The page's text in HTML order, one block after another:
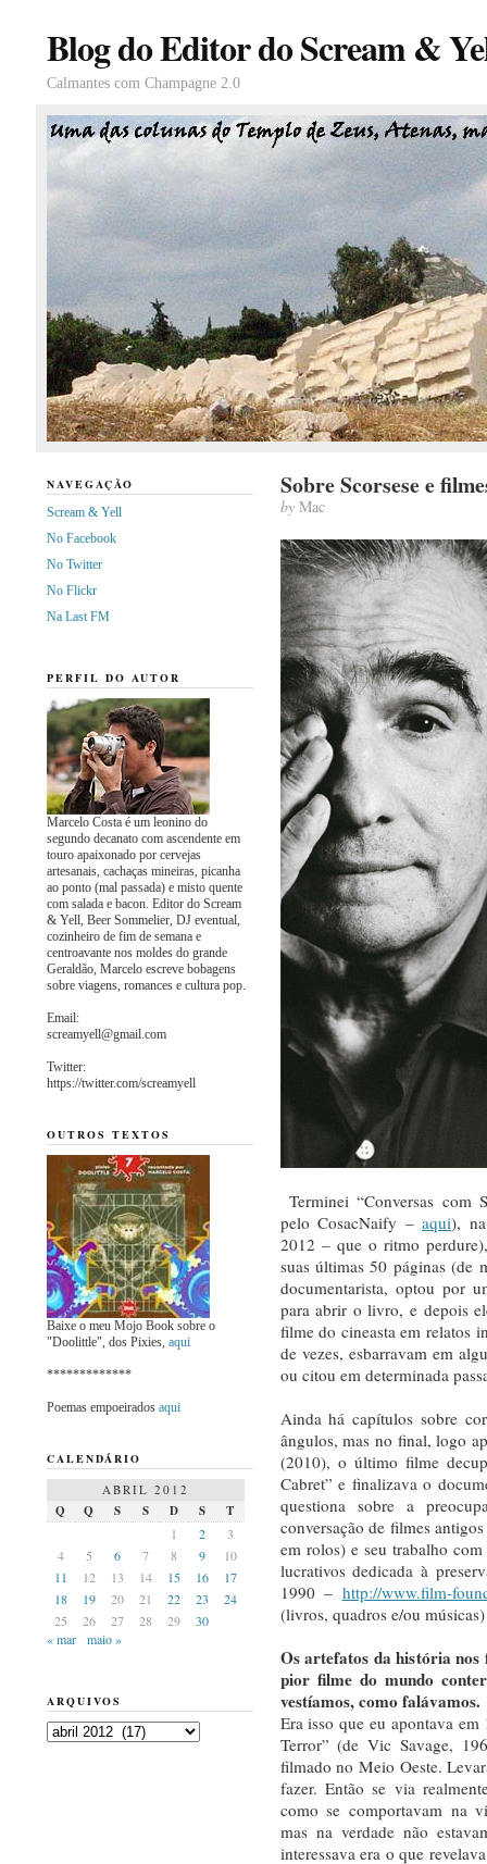
Blog do Editor do Scream &
Calmantes com Champagne 2.0
Sobre Scorsese e
byMac
Terminei “Conversas com
pelo CosacNaify – aqui),
2012 – que o ritmo
suas últimas 50 páginas (de
documentarista, optou por
para abrir o livro, e depois
filme do cineasta em relatos
de vezes, esbarravam em
ou citou em determinada
Ainda há capítulos sobre
ângulos, mas no final, logo
(2010), o último filme
Cabret” e finalizava o
questiona sobre a
conversação de filmes
em rolos) e seu trabalho
lucrativos dedicada à
1990 – http://www.film-
(livros, quadros e/ou
Os artefatos da história
pior filme do mundo
vestíamos, como falávamos.
Era isso que eu apontava
Terror” (de Vic Savage,
filmado no Meio Oeste.
fazer. Então se via
como se comportavam na
mas na verdade não
interessava era o que
NAVEGAÇÃO
Scream & Yell
No Facebook
No Twitter
No Flickr
Na Last FM
PERFIL DO AUTOR
Marcelo Costa é um leonino do
segundo decanato com ascendente em
touro apaixonado por cervejas
artesanais, cachaças mineiras, picanha
ao ponto (mal passada) e misto quente
com salada e bacon. Editor do Scream
& Yell, Beer Sommelier, DJ eventual,
cozinheiro de fim de semana e
centroavante nos moldes do grande
Geraldão, Marcelo escreve bobagens
sobre viagens, romances e cultura pop.
Email:
screamyell@gmail.com
Twitter:
https://twitter.com/screamyell
OUTROS TEXTOS
Baixe o meu Mojo Book sobre o
"Doolittle", dos Pixies, aqui
*************
Poemas empoeirados aqui
CALENDÁRIO
ABRIL 2012
Q Q S S D S
T
1
2
3
4
5 6 7 8 9
10
11
12 13 14 15 16
17
18
19 20 21 22 23
24
25
26 27 28 29
30
« mar
maio »
ARQUIVOS
Arquivos